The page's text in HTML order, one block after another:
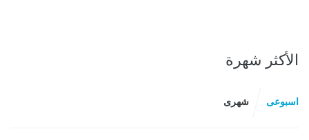
الأكثر شهرة
اسبوعى شهرى